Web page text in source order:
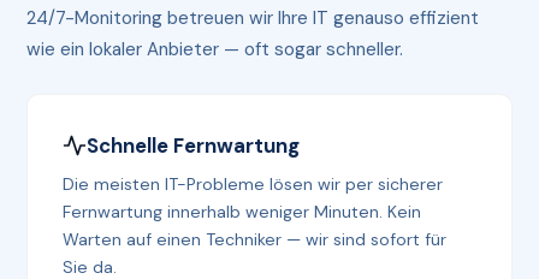
24/7-Monitoring betreuen wir Ihre IT genauso effizient
wie ein lokaler Anbieter — oft sogar schneller.
Schnelle Fernwartung
Die meisten IT-Probleme lösen wir per sicherer
Fernwartung innerhalb weniger Minuten. Kein
Warten auf einen Techniker — wir sind sofort für
Sie da.